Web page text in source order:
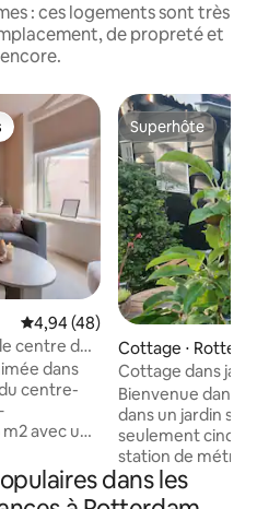
: ces logements sont très
de propreté et
plus appréciés
Évaluation moyenne sur la
4,94 (48)
centre de
dans
centre-
avec un
vous
Superhôte
Superhôte
Cottage ⋅
Cottage dans
de Rotterdam
Bienvenue dans
dans un jardin
seulement cinq
station de métro
Rotterdam
pour explorer la
dans les